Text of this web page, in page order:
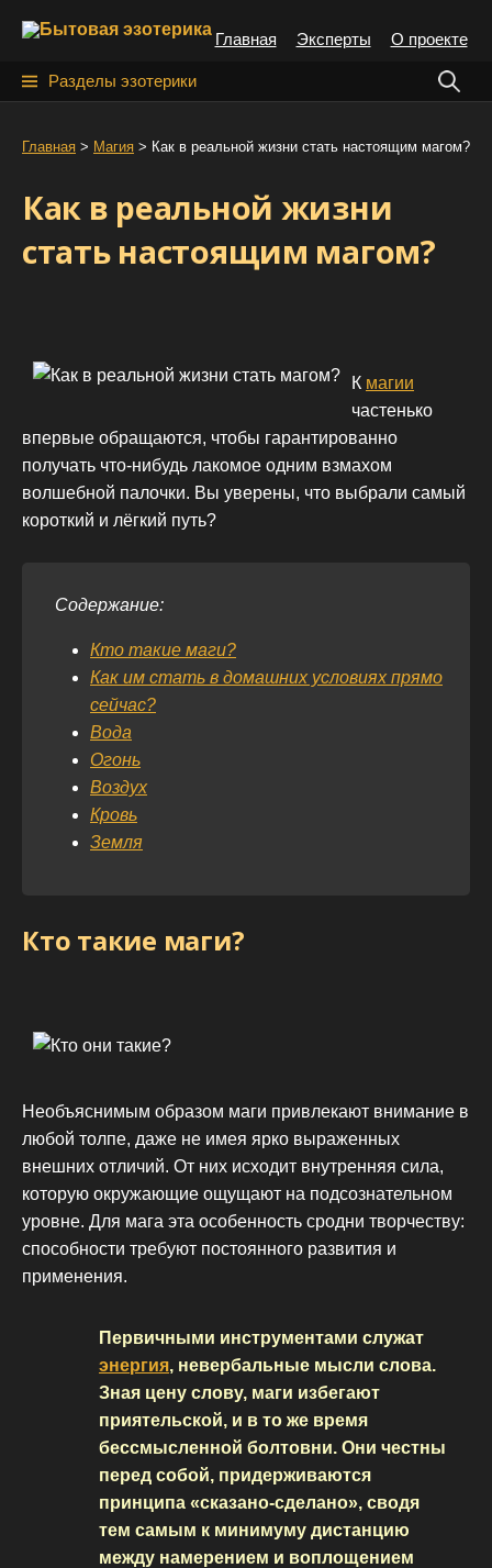
Главная Эксперты О проекте
Разделы эзотерики
Н
й
:
Главная > Магия > Как в реальной жизни стать настоящим магом?
Как в реальной жизни
стать настоящим магом?
К магии
частенько
впервые обращаются, чтобы гарантированно
получать что-нибудь лакомое одним взмахом
волшебной палочки. Вы уверены, что выбрали самый
короткий и лёгкий путь?
Содержание:
Кто такие маги?
Как им стать в домашних условиях прямо
сейчас?
Вода
Огонь
Воздух
Кровь
Земля
Кто такие маги?
Необъяснимым образом маги привлекают внимание в
любой толпе, даже не имея ярко выраженных
внешних отличий. От них исходит внутренняя сила,
которую окружающие ощущают на подсознательном
уровне. Для мага эта особенность сродни творчеству:
способности требуют постоянного развития и
применения.
Первичными инструментами служат
энергия, невербальные мысли слова.
Зная цену слову, маги избегают
приятельской, и в то же время
бессмысленной болтовни. Они честны
перед собой, придерживаются
принципа «сказано-сделано», сводя
тем самым к минимуму дистанцию
между намерением и воплощением